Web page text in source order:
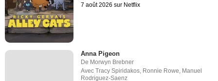
7 août 2026 sur Netflix
Anna Pigeon
De Morwyn Brebner
AvecTracy Spiridakos, Ronnie Rowe, Manuel
Rodriguez-Saenz